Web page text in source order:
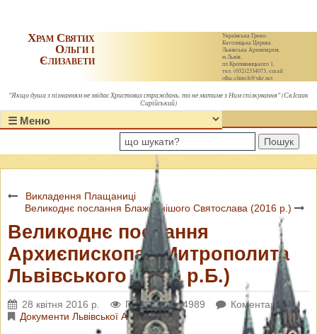
Українська Греко-
Католицька Церква.
Львівська Архиєпархія,
м.Львів,
пл.Кропивницького 1,
тел. (032)2334073, email:
olha-church@ukr.net
Храм Святих
Ольги і
Єлизавети
"Якщо душа з пізнанням не звідає Христових страждань, то не матиме з Ним спілкування" (Св.Ісаак
Сирійський)
Пошук
Викладення Плащаниці
Великоднє послання Блаженнішого Святослава (2016 р.)
Великоднє послання
Архиєпископа і Митрополита
Львівського (2016 р.Б.)
28 квітня 2016 р. Переглядів: 4989
Коментарі: 0
Документи Львівської Архиєпархії